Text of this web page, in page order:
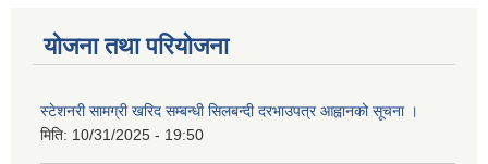
योजना तथा परियोजना
स्टेशनरी सामग्री खरिद सम्बन्धी सिलबन्दी दरभाउपत्र आह्वानको सूचना ।
मिति: 10/31/2025 - 19:50